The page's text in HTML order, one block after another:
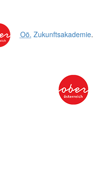
Oö. Zukunftsakademie.